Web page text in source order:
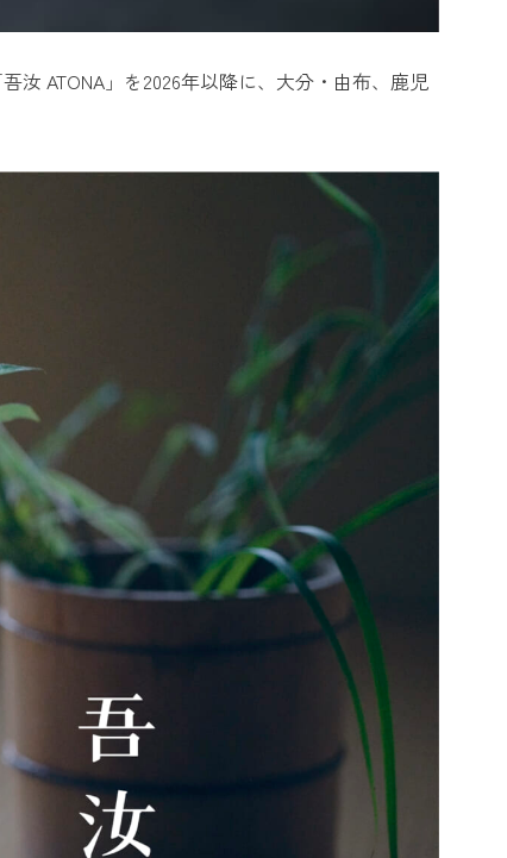
汝 ATONA」を2026年以降に、大分・由布、鹿児